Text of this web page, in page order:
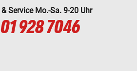
Service Mo.-Sa. 9-20 Uhr
01 928 7046